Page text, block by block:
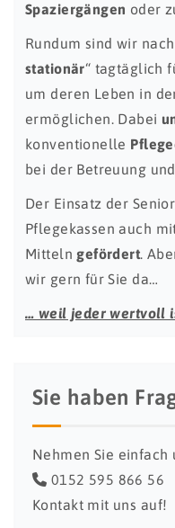
Spaziergängen oder
Rundum sind wir
stationär“ tagtäglich
um deren Leben in
ermöglichen. Dabei
konventionelle
bei der Betreuung
Der Einsatz der
Pflegekassen auch
Mittelngefördert.
wir gern für Sie da…
… weil jeder wertvoll
Sie haben
Nehmen Sie einfach
0152 595 866 56
Kontakt mit uns auf!